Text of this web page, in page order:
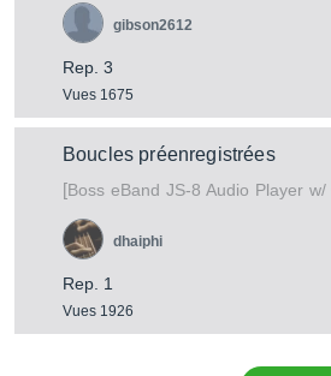
Rep. 3
Vues 1675
gibson2612
Boucles préenregistrées
[Boss eBand JS-8 Audio Player
Rep. 1
Vues 1926
dhaiphi